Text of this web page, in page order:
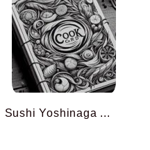
Sushi Yoshinaga ...